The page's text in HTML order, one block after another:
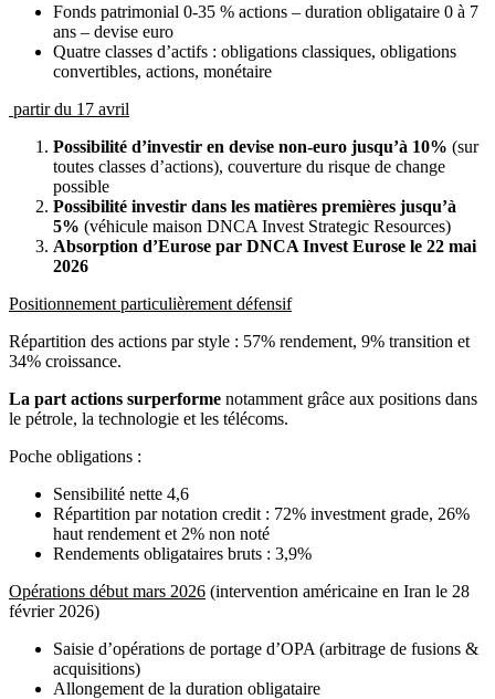
Fonds patrimonial 0-35 % actions – duration obligataire 0 à 7
ans – devise euro
Quatre classes d’actifs : obligations classiques, obligations
convertibles, actions, monétaire
partir du 17 avril
Possibilité d’investir en devise non-euro jusqu’à 10% (sur
toutes classes d’actions), couverture du risque de change
possible
Possibilité investir dans les matières premières jusqu’à
5% (véhicule maison DNCA Invest Strategic Resources)
Absorption d’Eurose par DNCA Invest Eurose le 22 mai
2026
Positionnement particulièrement défensif
Répartition des actions par style : 57% rendement, 9% transition et
34% croissance.
La part actions surperforme notamment grâce aux positions dans
le pétrole, la technologie et les télécoms.
Poche obligations :
Sensibilité nette 4,6
Répartition par notation credit : 72% investment grade, 26%
haut rendement et 2% non noté
Rendements obligataires bruts : 3,9%
Opérations début mars 2026 (intervention américaine en Iran le 28
février 2026)
Saisie d’opérations de portage d’OPA (arbitrage de fusions &
acquisitions)
Allongement de la duration obligataire